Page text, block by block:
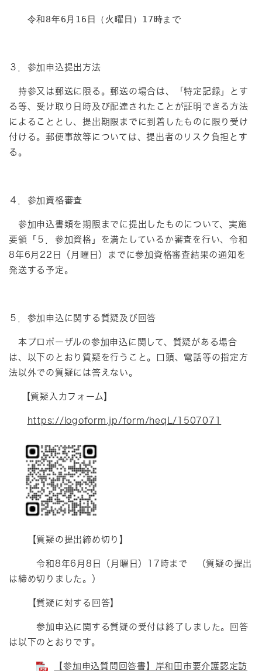
令和8年6月16日（火曜日）17時まで
３．参加申込提出方法
持参又は郵送に限る。郵送の場合は、「特定記録」とす
る等、受け取り日時及び配達されたことが証明できる方法
によることとし、提出期限までに到着したものに限り受け
付ける。郵便事故等については、提出者のリスク負担とす
る。
４．参加資格審査
参加申込書類を期限までに提出したものについて、実施
要領「５．参加資格」を満たしているか審査を行い、令和
8年6月22日（月曜日）までに参加資格審査結果の通知を
発送する予定。
５．参加申込に関する質疑及び回答
本プロポーザルの参加申込に関して、質疑がある場合
は、以下のとおり質疑を行うこと。口頭、電話等の指定方
法以外での質疑には答えない。
【質疑入力フォーム】
https://logoform.jp/form/heqL/1507071
【質疑の提出締め切り】
令和8年6月8日（月曜日）17時まで （質疑の提出
は締め切りました。）
【質疑に対する回答】
参加申込に関する質疑の受付は終了しました。回答
は以下のとおりです。
【参加申込質問回答書】岸和田市要介護認定訪